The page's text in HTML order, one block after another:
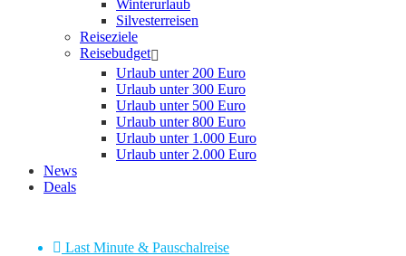
Winterurlaub
Silvesterreisen
Reiseziele
Reisebudget
Urlaub unter 200 Euro
Urlaub unter 300 Euro
Urlaub unter 500 Euro
Urlaub unter 800 Euro
Urlaub unter 1.000 Euro
Urlaub unter 2.000 Euro
News
Deals
Last Minute & Pauschalreise